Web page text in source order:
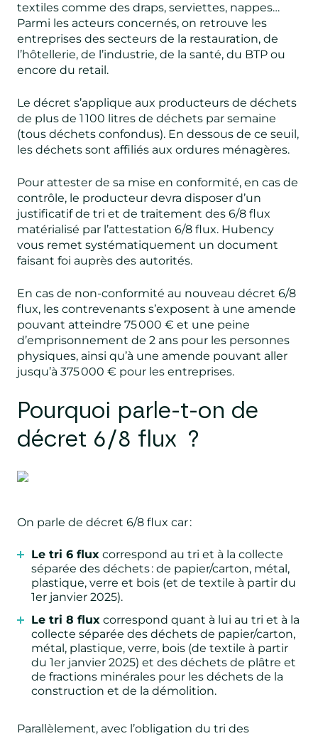
textiles comme des draps, serviettes, nappes…
Parmi les acteurs concernés, on retrouve les
entreprises des secteurs de la restauration, de
l’hôtellerie, de l’industrie, de la santé, du BTP ou
encore du retail.
Le décret s’applique aux producteurs de déchets
de plus de 1 100 litres de déchets par semaine
(tous déchets confondus). En dessous de ce seuil,
les déchets sont affiliés aux ordures ménagères.
Pour attester de sa mise en conformité, en cas de
contrôle, le producteur devra disposer d’un
justificatif de tri et de traitement des 6/8 flux
matérialisé par l’attestation 6/8 flux. Hubency
vous remet systématiquement un document
faisant foi auprès des autorités.
En cas de non-conformité au nouveau décret 6/8
flux, les contrevenants s’exposent à une amende
pouvant atteindre 75 000 € et une peine
d’emprisonnement de 2 ans pour les personnes
physiques, ainsi qu’à une amende pouvant aller
jusqu’à 375 000 € pour les entreprises.
Pourquoi parle-t-on de
décret 6/8 flux ?
On parle de décret 6/8 flux car :
Le tri 6 flux correspond au tri et à la collecte
séparée des déchets : de papier/carton, métal,
plastique, verre et bois (et de textile à partir du
1er janvier 2025).
Le tri 8 flux correspond quant à lui au tri et à la
collecte séparée des déchets de papier/carton,
métal, plastique, verre, bois (de textile à partir
du 1er janvier 2025) et des déchets de plâtre et
de fractions minérales pour les déchets de la
construction et de la démolition.
Parallèlement, avec l’obligation du tri des